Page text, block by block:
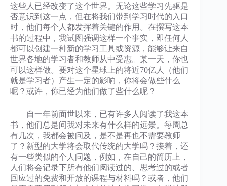
这些人已经改变了这个世界。无论这些学习先驱是
否意识到这一点，但在将我们带到学习时代的入口
时，他们每个人都发挥着关键的作用。在撰写这本
书的过程中，我试图强调这样一个事实，即任何人
都可以创建一种新的学习工具或资源，能够让来自
世界各地的学习者和教师从中受惠。某一天，你也
可以这样做。要对这个星球上的将近70亿人（他们
就是学习者）产生一定的影响，你将会做些什么
呢？或许，你已经为他们做了些什么呢？
自一年前面世以来，已有许多人阅读了我这本
书，他们总是问我对未来有什么样的远景。每周总
有几次，我都会被问及，是不是再也不需要教师
了？新型的大学将会取代传统的大学吗？接着，还
有一些类似的个人问题，例如，在自己的简历上，
人们将会记录下所有他们阅读过的、思考过的或者
回应过的免费和开放的课程与材料吗？或者，他们